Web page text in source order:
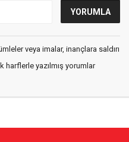
veya imalar, inançlara saldırı
harflerle yazılmış yorumlar